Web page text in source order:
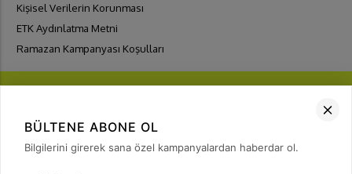
Kişisel Verilerin Korunması
ETK Aydınlatma Metni
Ramazan Kampanyası Koşulları
FIRSATLARIYAKALA
BÜLTENE ABONE OL
Bilgilerini girerek sana özel kampanyalardan haberdar ol.